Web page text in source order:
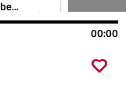
SWR3 Comedy | Houston, mir haben einen Knall im All
Sie war nicht zu stoppen – jetzt ist sie ein Fall für die Wissenschaft: Eine ausrangierte SpaceX-Rakete, die auf dem Mond eingeschlagen ist...
00:00